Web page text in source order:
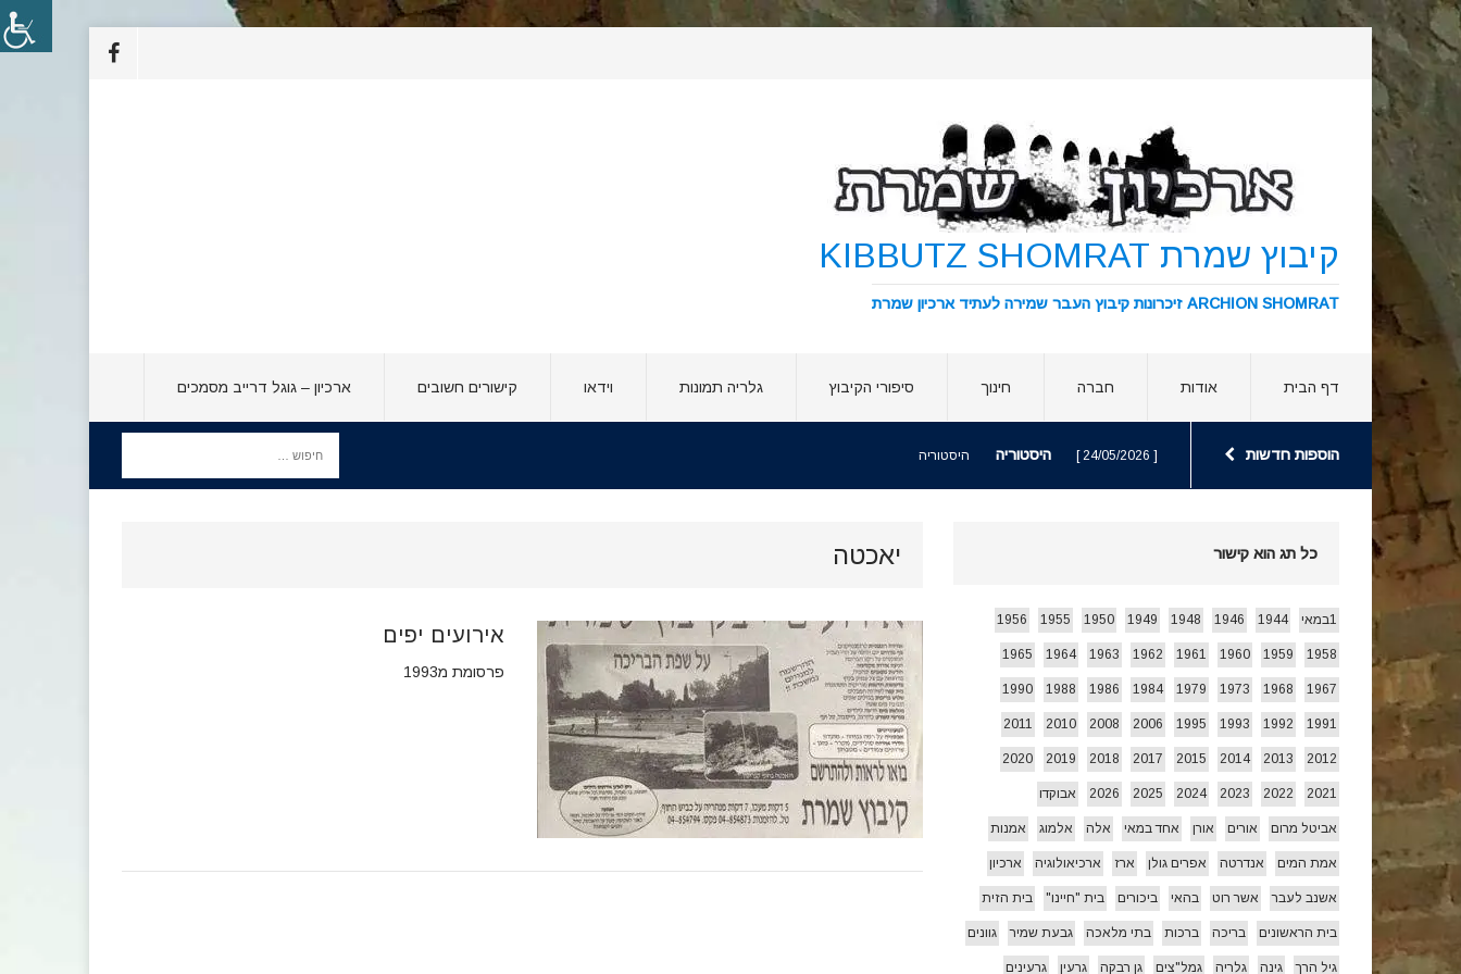
קיבוץ שמרת KIBBUTZ SHOMRAT
ARCHION SHOMRAT זיכרונות קיבוץ העבר שמירה לעתיד ארכיון שמרת
דף הבית אודות חברה חינוך סיפורי הקיבוץ גלריה תמונות וידאו קישורים חשובים ארכיון – גוגל דרייב מסמכים
הוספות חדשות [ 24/05/2026 ] היסטוריה היסטוריה
[ 26/07/2026 ] זרעי קיץ/ היי הג'יפ אורים
יאכטה
אירועים יפים
פרסומת מ1993
כל תג הוא קישור
1במאי 1944
1946
1948
1949
1950
1955
1956
1958
1959
1960
1961
1962
1963
1964
1965
1967
1968
1973
1979
1984
1986
1988
1990
1991
1992
1993
1995
2006
2008
2010
2011
2012
2013
2014
2015
2017
2018
2019
2020
2021
2022
2023
2024
2025
2026 אבוקדו
אביטל מרום אורים אורן אחד במאי אלה אלמוג אמנות
אמת המים אנדרטה אפרים גולן ארז ארכיאולוגיה ארכיון
אשנב לעבר אשר רוט בהאי ביכורים בית "חיינו" בית הזית
בית הראשונים בריכה ברכות בתי מלאכה גבעת שמיר גוונים
גיל הרך גינה גלריה גמל"צים גן רבקה גרעין גרעינים